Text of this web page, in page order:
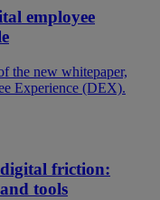
employee
the new whitepaper,
Experience (DEX).
digital friction:
tools